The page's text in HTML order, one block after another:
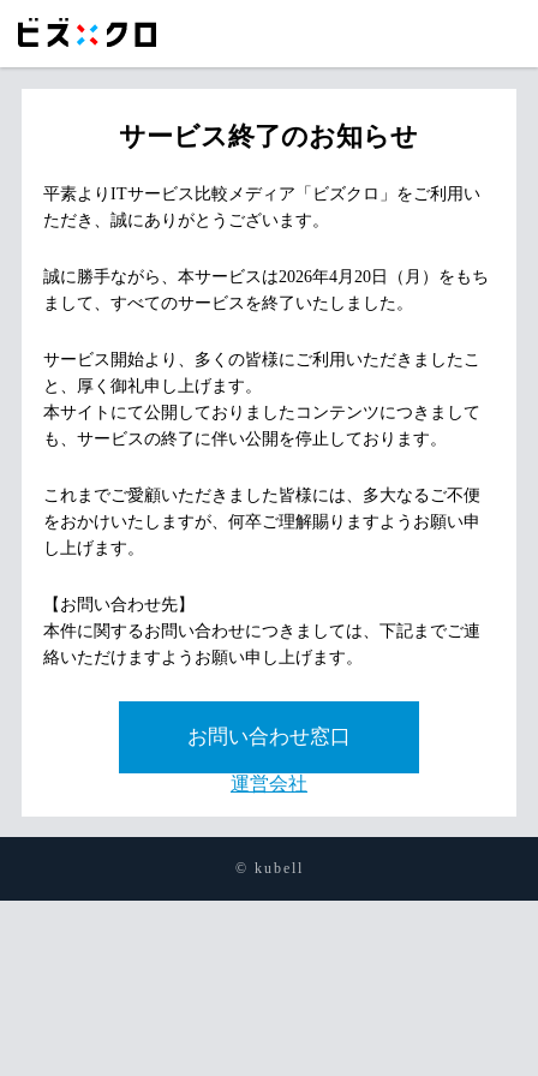
サービス終了のお知らせ
平素よりITサービス比較メディア「ビズクロ」をご利用い
ただき、誠にありがとうございます。
誠に勝手ながら、本サービスは2026年4月20日（月）をもち
まして、すべてのサービスを終了いたしました。
サービス開始より、多くの皆様にご利用いただきましたこ
と、厚く御礼申し上げます。
本サイトにて公開しておりましたコンテンツにつきまして
も、サービスの終了に伴い公開を停止しております。
これまでご愛顧いただきました皆様には、多大なるご不便
をおかけいたしますが、何卒ご理解賜りますようお願い申
し上げます。
【お問い合わせ先】
本件に関するお問い合わせにつきましては、下記までご連
絡いただけますようお願い申し上げます。
お問い合わせ窓口
運営会社
© kubell